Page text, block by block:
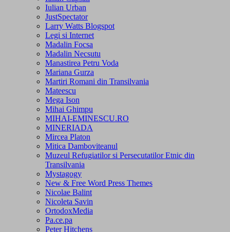
Iulian Urban
JustSpectator
Larry Watts Blogspot
Legi si Internet
Madalin Focsa
Madalin Necsutu
Manastirea Petru Voda
Mariana Gurza
Martiri Romani din Transilvania
Mateescu
Mega Ison
Mihai Ghimpu
MIHAI-EMINESCU.RO
MINERIADA
Mircea Platon
Mitica Damboviteanul
Muzeul Refugiatilor si Persecutatilor Etnic din
Transilvania
Mystagogy
New & Free Word Press Themes
Nicolae Balint
Nicoleta Savin
OrtodoxMedia
Pa.ce.pa
Peter Hitchens